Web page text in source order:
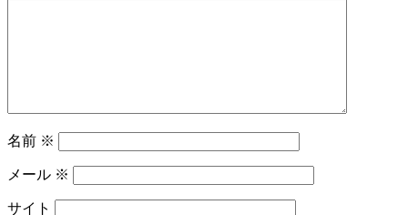
名前 ※
メール ※
サイト